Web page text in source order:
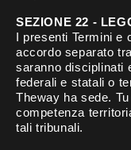
SEZIONE 22 -
I presenti Termini e
accordo separato
saranno disciplinati
federali e statali o
Theway ha sede.
competenza
tali tribunali.